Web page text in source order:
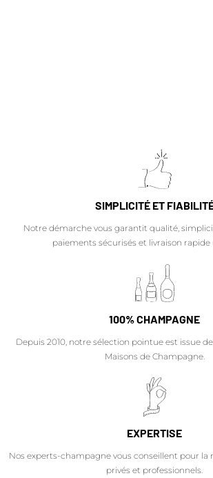
SIMPLICITÉ ET
Notre démarche vous garantit qualité,
paiements sécurisés et livraison rapide
100% CHAMPAGNE
Depuis 2010, notre sélection pointue est issue
Maisons de Champagne.
EXPERTISE
Nos experts-champagne vous conseillent pour la
privés et professionnels.